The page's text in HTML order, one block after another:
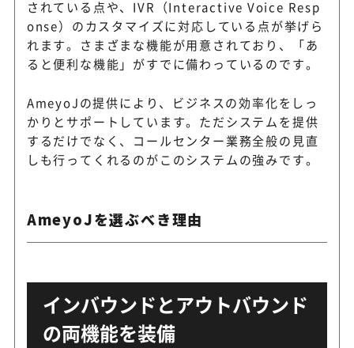
されている点や、IVR（Interactive Voice Resp
onse）のカスタマイズに対応している点が挙げら
れます。さまざまな機能が用意されており、「あ
ると便利な機能」がすでに備わっているのです。
AmeyoJの提供により、ビジネスの効率化をしっ
かりとサポートしています。ただシステムを提供
するだけでなく、コールセンター業務全般の見直
しも行ってくれるのがこのシステムの強みです。
AmeyoJを選ぶべき理由
インバウンドとアウトバウンド
の両機能を装備